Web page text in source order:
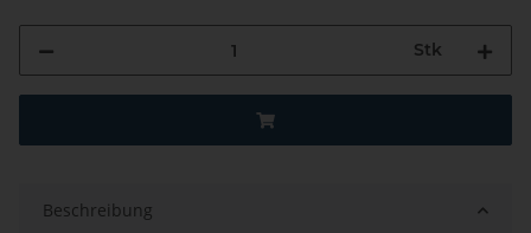
Stk
Beschreibung